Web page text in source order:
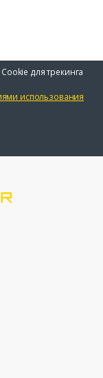
для трекинга
использования